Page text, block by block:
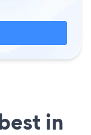
in